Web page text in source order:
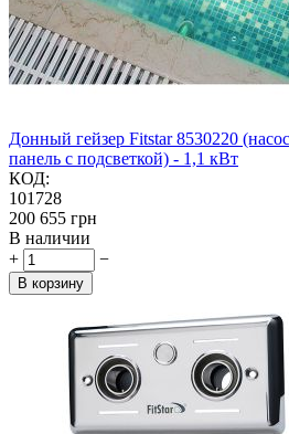
Донный гейзер Fitstar 8530220
панель с подсветкой) - 1,1 кВт
КОД:
101728
‍200 655‍ грн
В наличии
+
−
В корзину